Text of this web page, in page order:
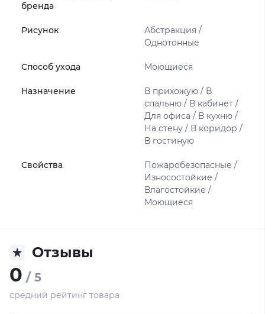
бренда
Рисунок
Абстракция /
Однотонные
Способ ухода Моющиеся
Назначение
В прихожую / В
спальню / В кабинет /
Для офиса / В кухню /
На стену / В коридор /
В гостиную
Свойства
Пожаробезопасные /
Износостойкие /
Влагостойкие /
Моющиеся
Отзывы
0 / 5
средний рейтинг товара